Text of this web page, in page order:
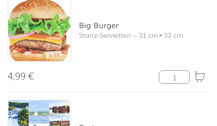
Big Burger
Stanz-Servietten –31 cm×32 cm
4,99€ Big Burger